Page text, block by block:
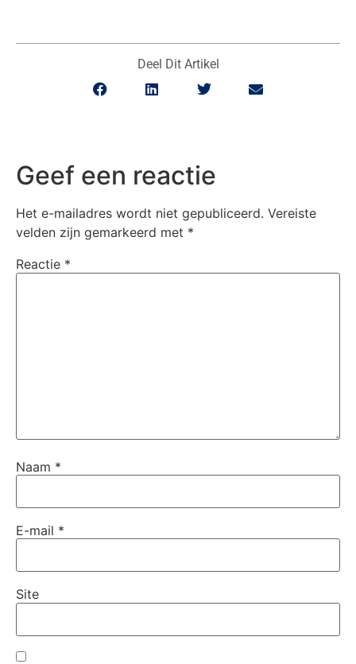
Deel Dit Artikel
Geef een reactie
Het e-mailadres wordt niet gepubliceerd. Vereiste
velden zijn gemarkeerd met *
Reactie *
Naam *
E-mail *
Site